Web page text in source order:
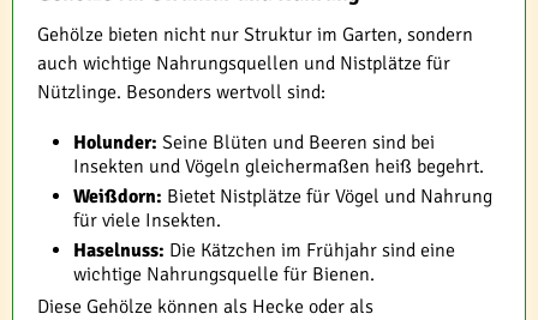
Gehölze bieten nicht nur Struktur im Garten, sondern
auch wichtige Nahrungsquellen und Nistplätze für
Nützlinge. Besonders wertvoll sind:
Holunder: Seine Blüten und Beeren sind bei
Insekten und Vögeln gleichermaßen heiß begehrt.
Weißdorn: Bietet Nistplätze für Vögel und Nahrung
für viele Insekten.
Haselnuss: Die Kätzchen im Frühjahr sind eine
wichtige Nahrungsquelle für Bienen.
Diese Gehölze können als Hecke oder als